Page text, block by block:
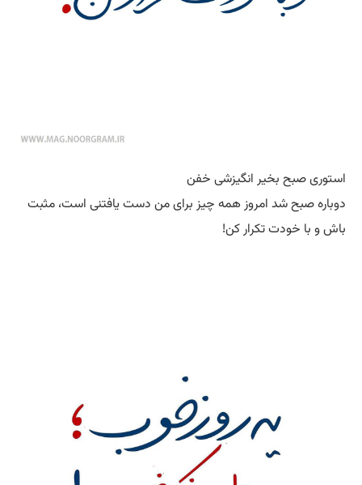
استوری صبح بخیر انگیزشی خفن
دوباره صبح شد امروز همه چیز برای من دست یافتنی است، مثبت
باش و با خودت تکرار کن!